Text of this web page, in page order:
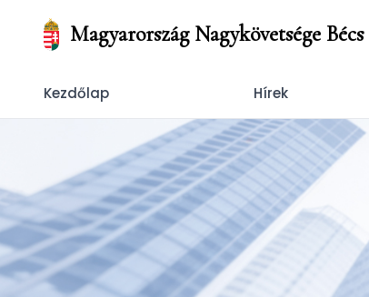
Magyarország Nagykövetsége Bécs
Kezdőlap Hírek